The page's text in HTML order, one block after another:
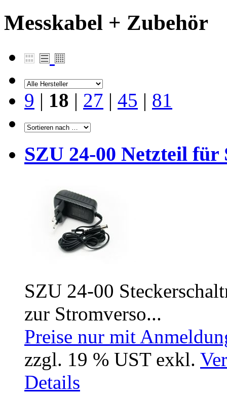
Messkabel + Zubehör
9 | 18 | 27 | 45 | 81
SZU 24-00 Netzteil für
SZU 24-00
zur Stromverso...
Preise nur mit
zzgl. 19 % UST exkl.
Details